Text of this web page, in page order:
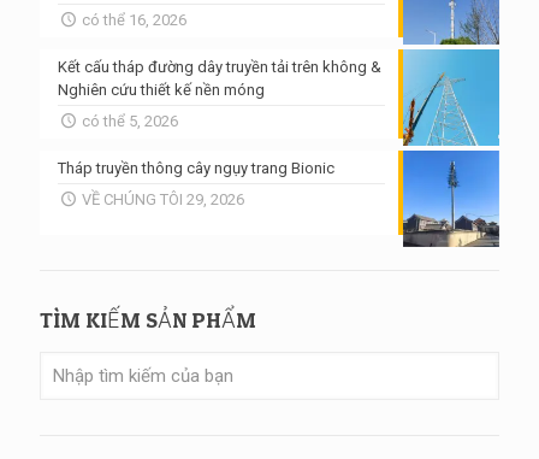
có thể 16, 2026
Kết cấu tháp đường dây truyền tải trên không &
Nghiên cứu thiết kế nền móng
có thể 5, 2026
Tháp truyền thông cây ngụy trang Bionic
VỀ CHÚNG TÔI 29, 2026
TÌM KIẾM SẢN PHẨM